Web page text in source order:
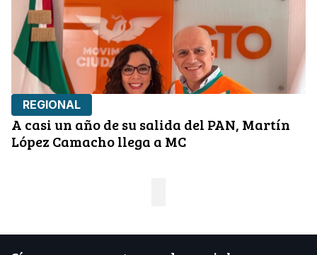
REGIONAL
A casi un año de su salida del PAN, Martín
López Camacho llega a MC